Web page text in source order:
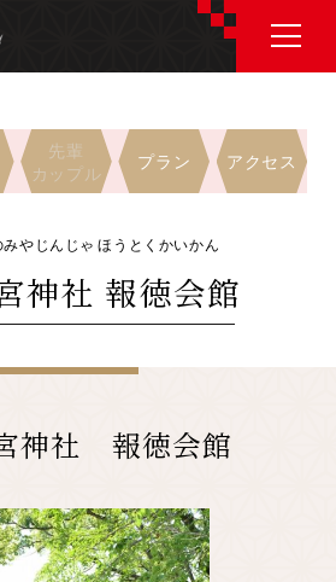
婚ポータルサイト
先輩
カップル
プラン アクセス
やじんじゃ ほうとくかいかん
神社 報徳会館
神社 報徳会館